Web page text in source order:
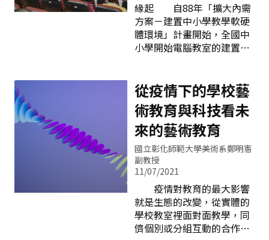
緣起 自88年「擴大內需
方案－建置中小學教學軟硬
體環境」計畫開始，全國中
小學開始電腦教室的建置與
境」計畫，推動了數位教室
的發展，107年起本市也陸
續配合執行國家前瞻基礎建
設計畫「智慧學習教室」、
「校園智慧網路」等子計
畫，我們除了享受科技蓬勃
發展的所帶來的便利，也感
受教學環境軟硬體提升所影
響的學習樣貌改變。課室內
的風景，從講述式教學、教
師為學習中心的型態，走向
了互動學習、主動學習、適
從疫情下的學校藝
術教育與科技看未
來的藝術教育
國立彰化師範大學美術系鄭明憲
副教授
11/07/2021
疫情對教育的最大影響
就是生態的改變，從實體的
學校教室裡面對面教學，同
儕個別或分組互動的合作學